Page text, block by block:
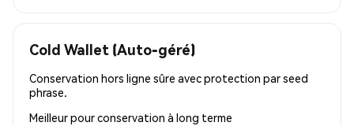
Cold Wallet (Auto-géré)
Conservation hors ligne sûre avec protection par seed
phrase.
Meilleur pourconservation à long terme